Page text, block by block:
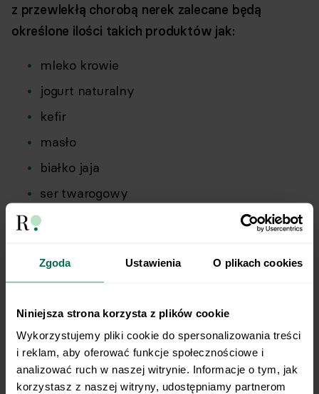
Zgoda Ustawienia O plikach cookies
Niniejsza strona korzysta z plików cookie
Wykorzystujemy pliki cookie do spersonalizowania treści
i reklam, aby oferować funkcje społecznościowe i
analizować ruch w naszej witrynie. Informacje o tym, jak
korzystasz z naszej witryny, udostępniamy partnerom
z przewlekłą chorobą nerek zalecane będą
określone ilości takich produktów jak:
mleko krowie
jogurt naturalny
kefir
masło
białko jaja
ser twarogowy
serek wiejski
chude mięsa: cielęcina, królik, kurczak,
filety rybne, np. z dorsza
chude wędliny.
Oczywiście w diecie należy dokładnie liczyć i stale